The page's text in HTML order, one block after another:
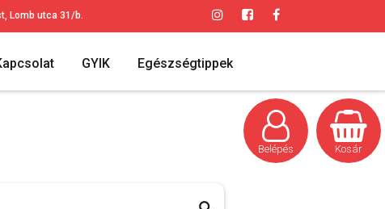
Lomb utca 31/b.
GYIK Egészségtippek
Belépés Kosár